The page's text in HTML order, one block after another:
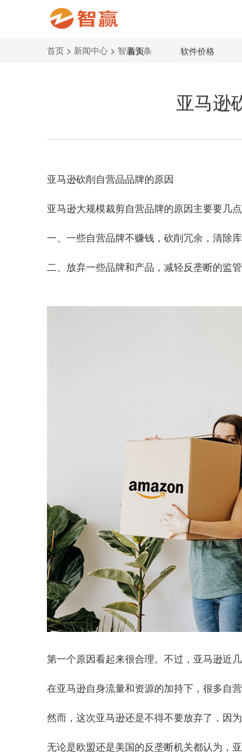
首页 软件价格
首页 > 新闻中心 > 智赢头条
亚马逊
亚马逊砍削自营品品牌的原因
亚马逊大规模裁剪自营品牌的原因主要要几点
一、一些自营品牌不赚钱，砍削冗余，清除库
二、放弃一些品牌和产品，减轻反垄断的监管
第一个原因看起来很合理。不过，亚马逊近
在亚马逊自身流量和资源的加持下，很多自
然而，这次亚马逊还是不得不要放弃了，因
无论是欧盟还是美国的反垄断机关都认为，